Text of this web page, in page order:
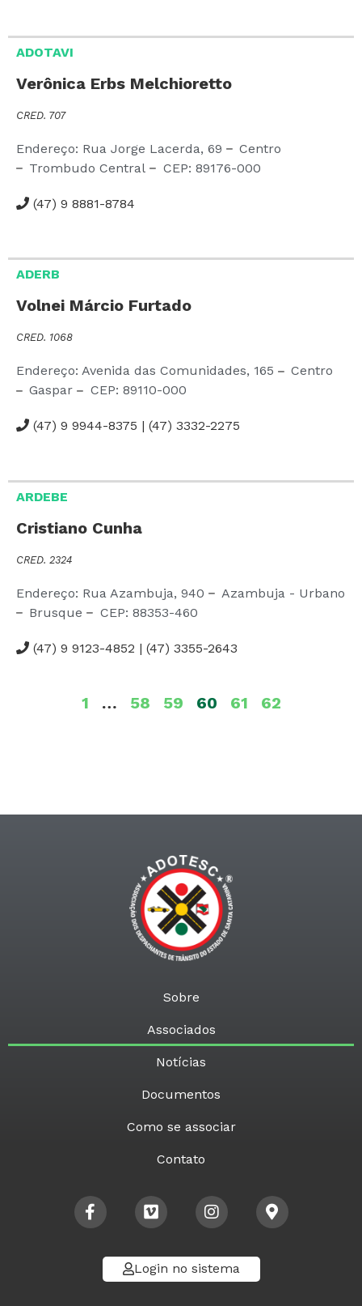
ADOTAVI
Verônica Erbs Melchioretto
CRED. 707
Endereço: Rua Jorge Lacerda, 69
Centro
Trombudo Central
CEP: 89176-000
(47) 9 8881-8784
ADERB
Volnei Márcio Furtado
CRED. 1068
Endereço: Avenida das Comunidades, 165
Centro
Gaspar
CEP: 89110-000
(47) 9 9944-8375 | (47) 3332-2275
ARDEBE
Cristiano Cunha
CRED. 2324
Endereço: Rua Azambuja, 940
Azambuja - Urbano
Brusque
CEP: 88353-460
(47) 9 9123-4852 | (47) 3355-2643
1 … 58 59 60 61 62
Sobre
Associados
Notícias
Documentos
Como se associar
Contato
Login no sistema